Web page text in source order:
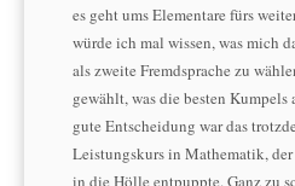
es geht ums Elementare fürs
würde ich mal wissen, was mich
als zweite Fremdsprache zu
gewählt, was die besten Kumpels
gute Entscheidung war das
Leistungskurs in Mathematik,
in die Hölle entpuppte. Ganz zu